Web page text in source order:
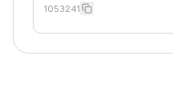
1053241